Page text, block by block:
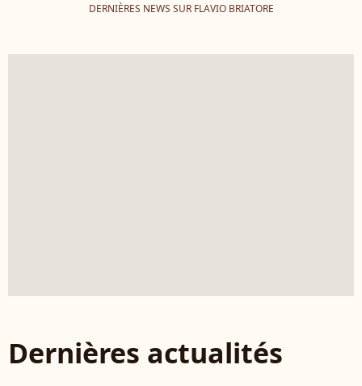
DERNIÈRES NEWS SUR FLAVIO BRIATORE
Dernières actualités